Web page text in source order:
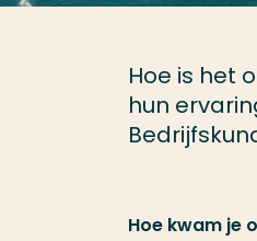
Hoe is het
hun
Hoe kwam je